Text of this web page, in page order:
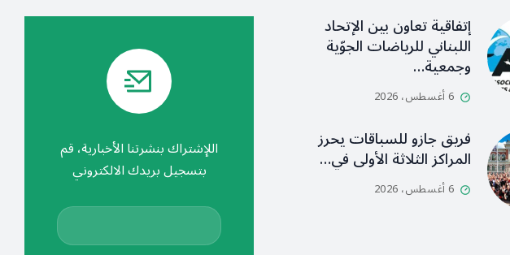
إتفاقية تعاون بين الإتحاد
اللبناني للرياضات الجوّية
وجمعية…
6 أغسطس، 2026
فريق جازو للسباقات يحرز
المراكز الثلاثة الأولى في…
6 أغسطس، 2026
اللإشتراك بنشرتنا الأخبارية، قم
بتسجيل بريدك الالكتروني